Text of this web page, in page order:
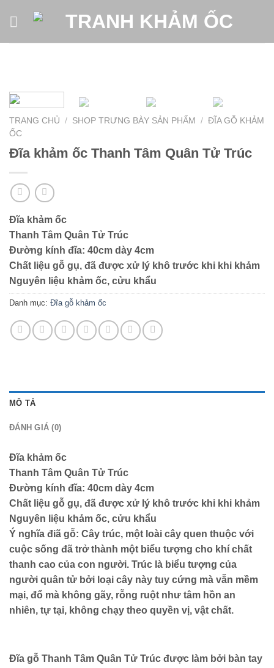
TRANG CHỦ / SHOP TRƯNG BÀY SẢN PHẨM / ĐĨA GỖ KHẢM
ỐC
Đĩa khảm ốc Thanh Tâm Quân Tử Trúc
Đĩa khảm ốc
Thanh Tâm Quân Tử Trúc
Đường kính đĩa: 40cm dày 4cm
Chất liệu gỗ gụ, đã được xử lý khô trước khi khi khảm
Nguyên liệu khảm ốc, cửu khẩu
Danh mục: Đĩa gỗ khảm ốc
MÔ TẢ
ĐÁNH GIÁ (0)
Đĩa khảm ốc
Thanh Tâm Quân Tử Trúc
Đường kính đĩa: 40cm dày 4cm
Chất liệu gỗ gụ, đã được xử lý khô trước khi khi khảm
Nguyên liệu khảm ốc, cửu khẩu
Ý nghĩa điã gỗ: Cây trúc, một loài cây quen thuộc với
cuộc sống đã trở thành một biểu tượng cho khí chất
thanh cao của con người. Trúc là biểu tượng của
người quân tử bởi loại cây này tuy cứng mà vẫn mềm
mại, đổ mà không gãy, rỗng ruột như tâm hồn an
nhiên, tự tại, không chạy theo quyền vị, vật chất.
Đĩa gỗ Thanh Tâm Quân Tử Trúc được làm bởi bàn tay